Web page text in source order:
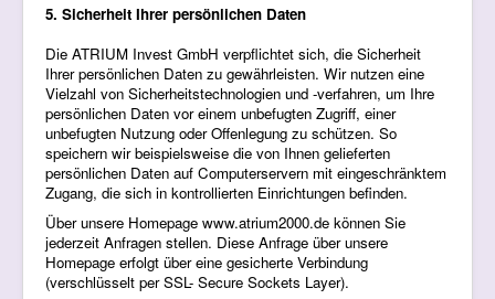
5. Sicherheit Ihrer persönlichen Daten
Die ATRIUM Invest GmbH verpflichtet sich, die Sicherheit
Ihrer persönlichen Daten zu gewährleisten. Wir nutzen eine
Vielzahl von Sicherheitstechnologien und -verfahren, um Ihre
persönlichen Daten vor einem unbefugten Zugriff, einer
unbefugten Nutzung oder Offenlegung zu schützen. So
speichern wir beispielsweise die von Ihnen gelieferten
persönlichen Daten auf Computerservern mit eingeschränktem
Zugang, die sich in kontrollierten Einrichtungen befinden.
Über unsere Homepage www.atrium2000.de können Sie
jederzeit Anfragen stellen. Diese Anfrage über unsere
Homepage erfolgt über eine gesicherte Verbindung
(verschlüsselt per SSL- Secure Sockets Layer).